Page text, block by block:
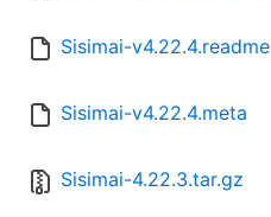
Sisimai-v4.22.4.readme
Sisimai-v4.22.4.meta
Sisimai-4.22.3.tar.gz